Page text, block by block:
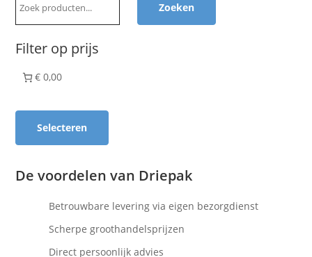
Zoeken
Filter op prijs
€ 0,00
Selecteren
De voordelen van Driepak
Betrouwbare levering via eigen bezorgdienst
Scherpe groothandelsprijzen
Direct persoonlijk advies